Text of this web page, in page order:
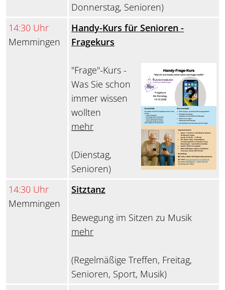
Donnerstag, Senioren)
14:30 Uhr
Memmingen
Handy-Kurs für Senioren -
Fragekurs
"Frage"-Kurs -
Was Sie schon
immer wissen
wollten
mehr
(Dienstag,
Senioren)
14:30 Uhr
Memmingen
Sitztanz
Bewegung im Sitzen zu Musik
mehr
(Regelmäßige Treffen, Freitag,
Senioren, Sport, Musik)